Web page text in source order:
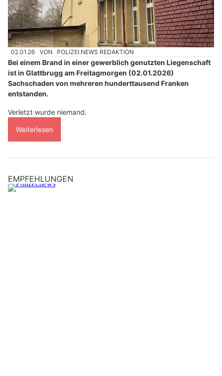
02.01.26 VON POLIZEI.NEWS REDAKTION
Bei einem Brand in einer gewerblich genutzten Liegenschaft
ist in Glattbrugg am Freitagmorgen (02.01.2026)
Sachschaden von mehreren hunderttausend Franken
entstanden.
Verletzt wurde niemand.
Weiterlesen
EMPFEHLUNGEN